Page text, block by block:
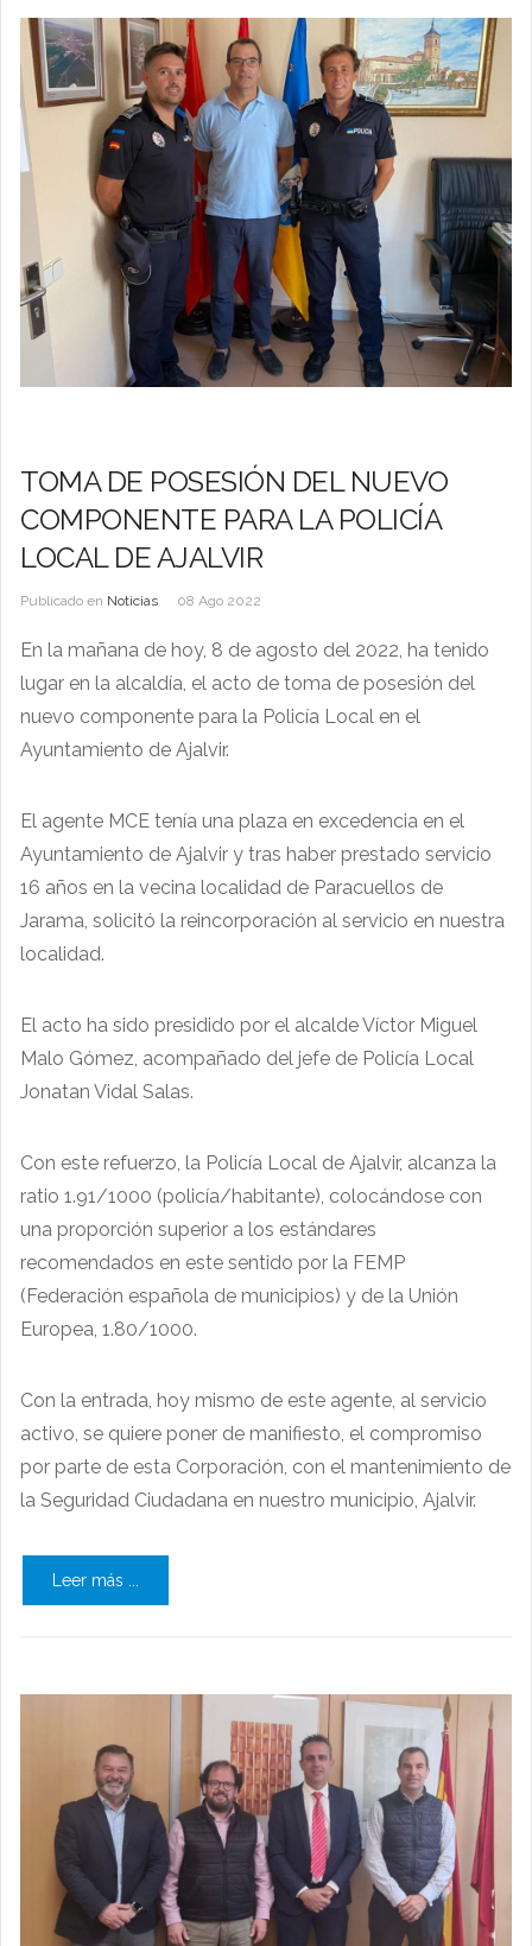
TOMA DE POSESIÓN DEL NUEVO
COMPONENTE PARA LA POLICÍA
LOCAL DE AJALVIR
Publicado en Noticias 08 Ago 2022
En la mañana de hoy, 8 de agosto del 2022, ha tenido
lugar en la alcaldía, el acto de toma de posesión del
nuevo componente para la Policía Local en el
Ayuntamiento de Ajalvir.
El agente MCE tenía una plaza en excedencia en el
Ayuntamiento de Ajalvir y tras haber prestado servicio
16 años en la vecina localidad de Paracuellos de
Jarama, solicitó la reincorporación al servicio en nuestra
localidad.
El acto ha sido presidido por el alcalde Víctor Miguel
Malo Gómez, acompañado del jefe de Policía Local
Jonatan Vidal Salas.
Con este refuerzo, la Policía Local de Ajalvir, alcanza la
ratio 1.91/1000 (policía/habitante), colocándose con
una proporción superior a los estándares
recomendados en este sentido por la FEMP
(Federación española de municipios) y de la Unión
Europea, 1.80/1000.
Con la entrada, hoy mismo de este agente, al servicio
activo, se quiere poner de manifiesto, el compromiso
por parte de esta Corporación, con el mantenimiento de
la Seguridad Ciudadana en nuestro municipio, Ajalvir.
Leer más ...